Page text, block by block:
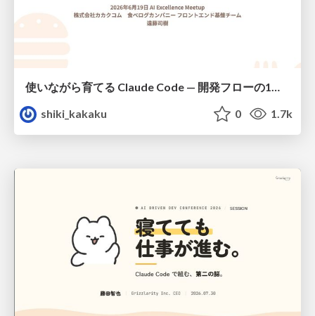
使いながら育てる Claude Code — 開発フローの1コマンド化 × 繰り返し指摘の自動仕組み化
shiki_kakaku
0 1.7k